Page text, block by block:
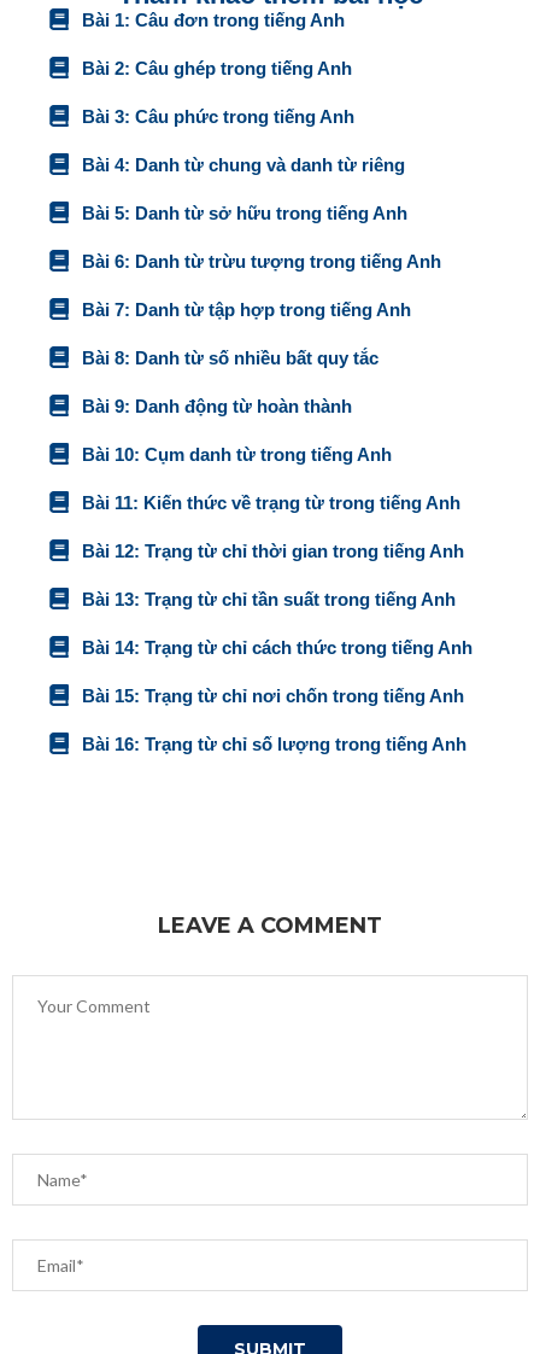
Bài 1: Câu đơn trong tiếng Anh
Bài 2: Câu ghép trong tiếng Anh
Bài 3: Câu phức trong tiếng Anh
Bài 4: Danh từ chung và danh từ riêng
Bài 5: Danh từ sở hữu trong tiếng Anh
Bài 6: Danh từ trừu tượng trong tiếng Anh
Bài 7: Danh từ tập hợp trong tiếng Anh
Bài 8: Danh từ số nhiều bất quy tắc
Bài 9: Danh động từ hoàn thành
Bài 10: Cụm danh từ trong tiếng Anh
Bài 11: Kiến thức về trạng từ trong tiếng Anh
Bài 12: Trạng từ chỉ thời gian trong tiếng Anh
Bài 13: Trạng từ chỉ tần suất trong tiếng Anh
Bài 14: Trạng từ chỉ cách thức trong tiếng Anh
Bài 15: Trạng từ chỉ nơi chốn trong tiếng Anh
Bài 16: Trạng từ chỉ số lượng trong tiếng Anh
LEAVE A COMMENT